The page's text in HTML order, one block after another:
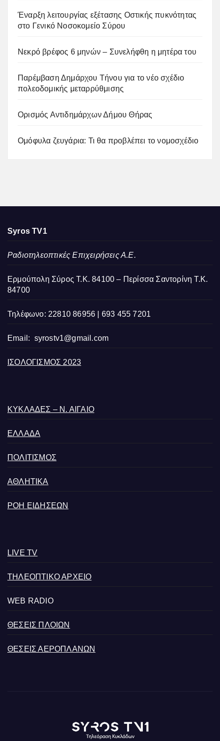
Έναρξη λειτουργίας εξέτασης Οστικής πυκνότητας
στο Γενικό Νοσοκομείο Σύρου
Νεκρό βρέφος 6 μηνών – Συνελήφθη η μητέρα του
Παρέμβαση Δημάρχου Τήνου για το νέο σχέδιο
πολεοδομικής μεταρρύθμισης
Ορισμός Αντιδημάρχων Δήμου Θήρας
Ομόφυλα ζευγάρια: Τι θα προβλέπει το νομοσχέδιο
Syros TV1
Ραδιοτηλεοπτικές Επιχειρήσεις Α.Ε.
Ερμούπολη Σύρος Τ.Κ. 84100 – Περίσσα Σαντορίνη Τ.Κ.
84700
Τηλέφωνο: 22810 86956 | 693 455 7201
Email: syrostv1@gmail.com
ΙΣΟΛΟΓΙΣΜΟΣ 2023
ΚΥΚΛΑΔΕΣ – Ν. ΑΙΓΑΙΟ
ΕΛΛΑΔΑ
ΠΟΛΙΤΙΣΜΟΣ
ΑΘΛΗΤΙΚΑ
ΡΟΗ ΕΙΔΗΣΕΩΝ
LIVE TV
ΤΗΛΕΟΠΤΙΚΟ ΑΡΧΕΙΟ
WEB RADIO
ΘΕΣΕΙΣ ΠΛΟΙΩΝ
ΘΕΣΕΙΣ ΑΕΡΟΠΛΑΝΩΝ